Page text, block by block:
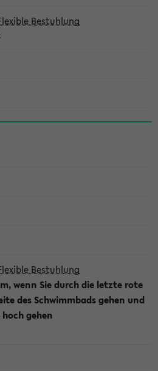
Bestuhlung
Bestuhlung
wenn Sie durch die letzte rote
des Schwimmbads gehen und
gehen